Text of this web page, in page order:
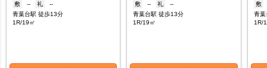
敷
-- 礼
--
青葉台駅 徒歩13分
1R/19㎡
敷
-- 礼
--
青葉台駅 徒歩13分
1R/19㎡
敷
青
1R/